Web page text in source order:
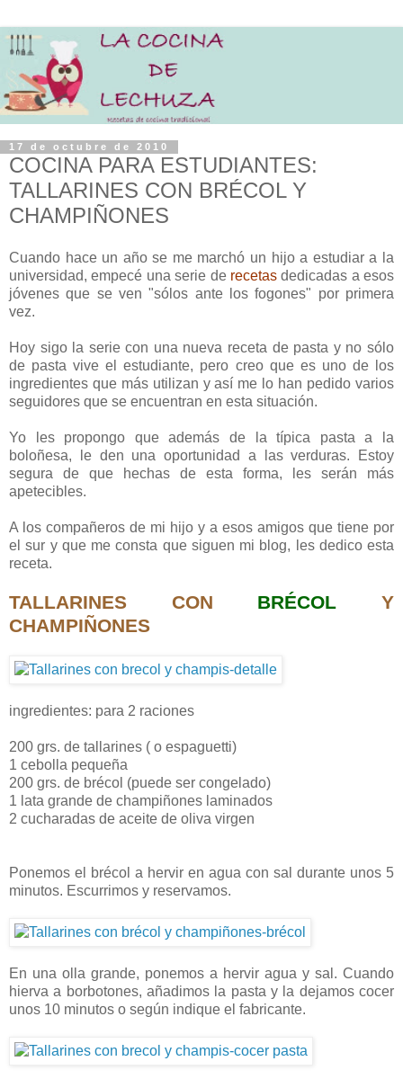
17 de octubre de 2010
COCINA PARA ESTUDIANTES:
TALLARINES CON BRÉCOL Y
CHAMPIÑONES
Cuando hace un año se me marchó un hijo a estudiar a la
universidad, empecé una serie de recetasdedicadas a esos
jóvenes que se ven "sólos ante los fogones" por primera
vez.
Hoy sigo la serie con una nueva receta de pasta y no sólo
de pasta vive el estudiante, pero creo que es uno de los
ingredientes que más utilizan y así me lo han pedido varios
seguidores que se encuentran en esta situación.
Yo les propongo que además de la típica pasta a la
boloñesa, le den una oportunidad a las verduras. Estoy
segura de que hechas de esta forma, les serán más
apetecibles.
A los compañeros de mi hijo y a esos amigos que tiene por
el sur y que me consta que siguen mi blog, les dedico esta
receta.
TALLARINES CON BRÉCOLY
CHAMPIÑONES
ingredientes: para 2 raciones
200 grs. de tallarines ( o espaguetti)
1 cebolla pequeña
200 grs. de brécol (puede ser congelado)
1 lata grande de champiñones laminados
2 cucharadas de aceite de oliva virgen
Ponemos el brécol a hervir en agua con sal durante unos 5
minutos. Escurrimos y reservamos.
En una olla grande, ponemos a hervir agua y sal. Cuando
hierva a borbotones, añadimos la pasta y la dejamos cocer
unos 10 minutos o según indique el fabricante.